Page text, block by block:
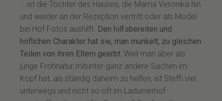
… ist die Tochter des Hauses, die Mama Veronika hin
und wieder an der Rezeption vertritt oder als Model
bei Hof Fotos aushilft. Den hilfsbereiten und
höflichen Charakter hat sie, man munkelt, zu gleichen
Teilen von ihren Eltern geerbt. Weil man aber als
junge Frohnatur mitunter ganz andere Sachen im
Kopf hat, als ständig daheim zu helfen, ist Steffi viel
unterwegs und nicht so oft im Ladurnerhof